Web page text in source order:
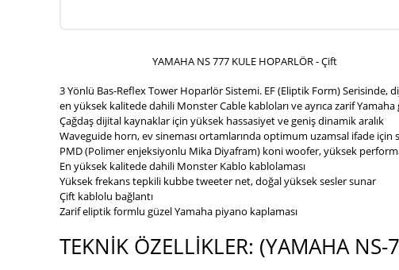
YAMAHA NS 777 KULE HOPARLÖR - Çift
3 Yönlü Bas-Reflex Tower Hoparlör Sistemi. EF (Eliptik Form)
en yüksek kalitede dahili Monster Cable kabloları ve ayrıca zarif
Çağdaş dijital kaynaklar için yüksek hassasiyet ve geniş dinamik aralık
Waveguide horn, ev sineması ortamlarında optimum uzamsal ifade
PMD (Polimer enjeksiyonlu Mika Diyafram) koni woofer, yüksek
En yüksek kalitede dahili Monster Kablo kablolaması
Yüksek frekans tepkili kubbe tweeter net, doğal yüksek sesler sunar
Çift kablolu bağlantı
Zarif eliptik formlu güzel Yamaha piyano kaplaması
TEKNİK ÖZELLİKLER: (YAMAHA